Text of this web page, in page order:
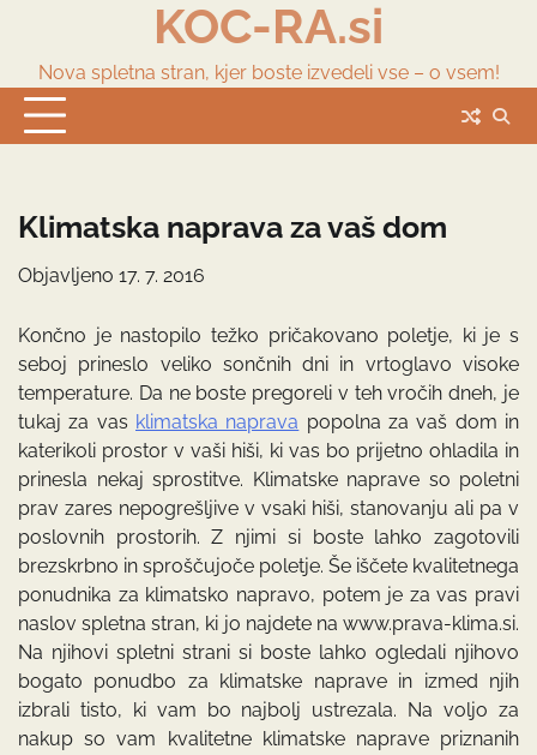
content
KOC-RA.si
Nova spletna stran, kjer boste izvedeli vse – o vsem!
Klimatska naprava za vaš dom
Objavljeno 17. 7. 2016
Končno je nastopilo težko pričakovano poletje, ki je s
seboj prineslo veliko sončnih dni in vrtoglavo visoke
temperature. Da ne boste pregoreli v teh vročih dneh, je
tukaj za vas klimatska naprava popolna za vaš dom in
katerikoli prostor v vaši hiši, ki vas bo prijetno ohladila in
prinesla nekaj sprostitve. Klimatske naprave so poletni
prav zares nepogrešljive v vsaki hiši, stanovanju ali pa v
poslovnih prostorih. Z njimi si boste lahko zagotovili
brezskrbno in sproščujoče poletje. Še iščete kvalitetnega
ponudnika za klimatsko napravo, potem je za vas pravi
naslov spletna stran, ki jo najdete na www.prava-klima.si.
Na njihovi spletni strani si boste lahko ogledali njihovo
bogato ponudbo za klimatske naprave in izmed njih
izbrali tisto, ki vam bo najbolj ustrezala. Na voljo za
nakup so vam kvalitetne klimatske naprave priznanih